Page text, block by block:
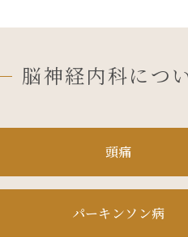
脳神経内科につ
頭痛
パーキンソン病